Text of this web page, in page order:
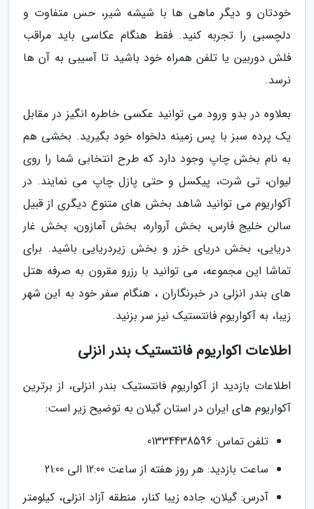
خودتان و دیگر ماهی ها با شیشه شیر، حس متفاوت و
دلچسبی را تجربه کنید. فقط هنگام عکاسی باید مراقب
فلش دوربین یا تلفن همراه خود باشید تا آسیبی به آن ها
نرسد.
بعلاوه در بدو ورود می توانید عکسی خاطره انگیز در مقابل
یک پرده سبز با پس زمینه دلخواه خود بگیرید. بخشی هم
به نام بخش چاپ وجود دارد که طرح انتخابی شما را روی
لیوان، تی شرت، پیکسل و حتی پازل چاپ می نمایند. در
آکواریوم می توانید شاهد بخش های متنوع دیگری از قبیل
سالن خلیج فارس، بخش آرواره، بخش آمازون، بخش غار
دریایی، بخش دریای خزر و بخش زیردریایی باشید. برای
تماشا این مجموعه، می توانید با رزرو مقرون به صرفه هتل
های بندر انزلی در خبرنگاران ، هنگام سفر خود به این شهر
زیبا، به آکواریوم فانتستیک نیز سر بزنید.
اطلاعات اکواریوم فانتستیک بندر انزلی
اطلاعات بازدید از آکواریوم فانتستیک بندر انزلی، از برترین
آکواریوم های ایران در استان گیلان به توضیح زیر است:
تلفن تماس: 01334438596
ساعت بازدید: هر روز هفته از ساعت 12:00 الی 21:00
آدرس: گیلان، جاده زیبا کنار، منطقه آزاد انزلی، کیلومتر